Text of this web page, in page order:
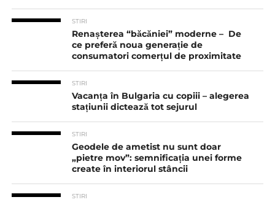
STIRI
Renașterea “băcăniei” moderne – De
ce preferă noua generație de
consumatori comerțul de proximitate
STIRI
Vacanța în Bulgaria cu copiii – alegerea
stațiunii dictează tot sejurul
STIRI
Geodele de ametist nu sunt doar
„pietre mov”: semnificația unei forme
create în interiorul stâncii
STIRI